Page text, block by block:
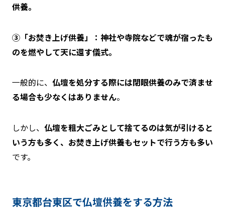
供養。
③「お焚き上げ供養」：神社や寺院などで魂が宿ったも
のを燃やして天に還す儀式。
一般的に、 仏壇を処分する際には閉眼供養のみで済ませ
る場合も少なくはありません。
しかし、 仏壇を粗大ごみとして捨てるのは気が引けると
いう方も多く、お焚き上げ供養もセットで行う方も多い
です。
東京都台東区で仏壇供養をする方法